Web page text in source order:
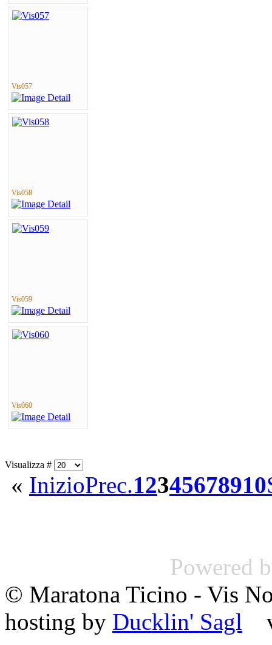
Vis057
Vis058
Vis059
Vis060
Visualizza #
« InizioPrec.12345678910
Powered
© Maratona Ticino - Vis
hosting by Ducklin' Sagl